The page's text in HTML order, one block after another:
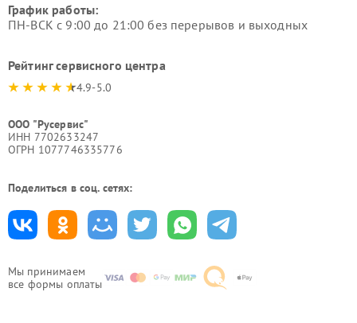
Мы принимаем
все формы оплаты
График работы:
ПН-ВСК с 9:00 до 21:00 без перерывов и выходных
Рейтинг сервисного центра
4.9-5.0
ООО "Русервис"
ИНН 7702633247
ОГРН 1077746335776
Поделиться в соц. сетях: